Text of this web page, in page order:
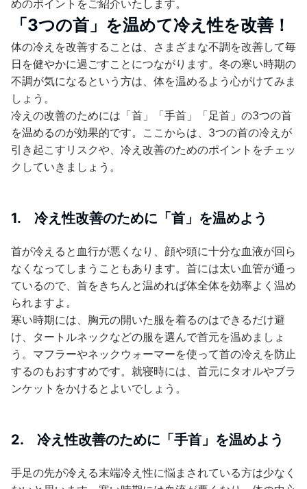
めのポイントをご紹介いたします。
「3つの首」を温めて冷え性を改善！
体の冷えを改善することは、さまざまな不調を改善して毎
日を健やかに過ごすことにつながります。冬の寒い時期の
不調が気になるという方は、体を温めるよう心がけてみま
しょう。
冷えの改善のためには「首」「手首」「足首」の3つの首
を温めるのが効果的です。ここからは、3つの首の冷えが
引き起こすリスクや、冷え改善のためのポイントをチェッ
クしていきましょう。
1. 冷え性改善のために「首」を温めよう
首が冷えると血行が悪くなり、顔や頭に十分な血液が回ら
なくなってしまうこともあります。首には太い血管が通っ
ているので、首をきちんと温めれば体全体を効率よく温め
られますよ。
寒い時期には、胸元の開いた服を着るのはできるだけ避
け、タートルネックなどの服を選んで首元を温めましょ
う。マフラーやネックウォーマーを使って首の冷えを防止
するのもおすすめです。就寝時には、首元にタオルやブラ
ンケットをかけるとよいでしょう。
2. 冷え性改善のために「手首」を温めよう
手足の先が冷える末端冷え性に悩まされている方は少なく